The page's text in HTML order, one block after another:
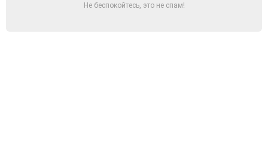
Не беспокойтесь, это не спам!